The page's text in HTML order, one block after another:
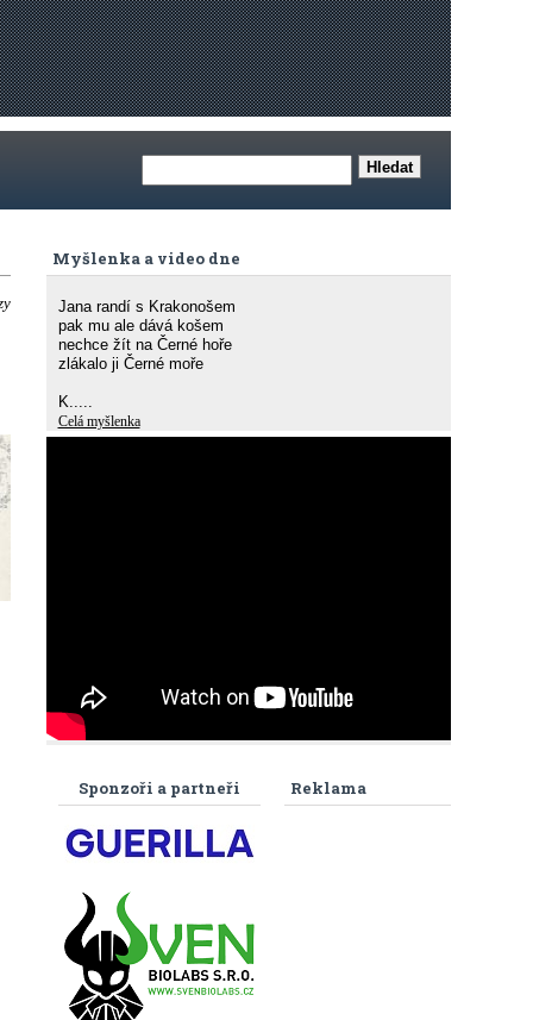
Myšlenka a video dne
Jana randí s Krakonošem
pak mu ale dává košem
nechce žít na Černé hoře
zlákalo ji Černé moře
K.....
Celá myšlenka
Reklama
Sponzoři a partneři